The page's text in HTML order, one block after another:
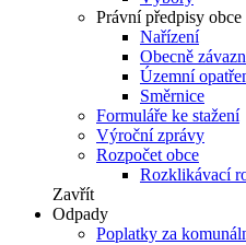
Právní předpisy obce
Nařízení
Obecně
Územní
Směrnice
Formuláře ke stažení
Výroční zprávy
Rozpočet obce
Rozklikávací
Zavřít
Odpady
Poplatky za